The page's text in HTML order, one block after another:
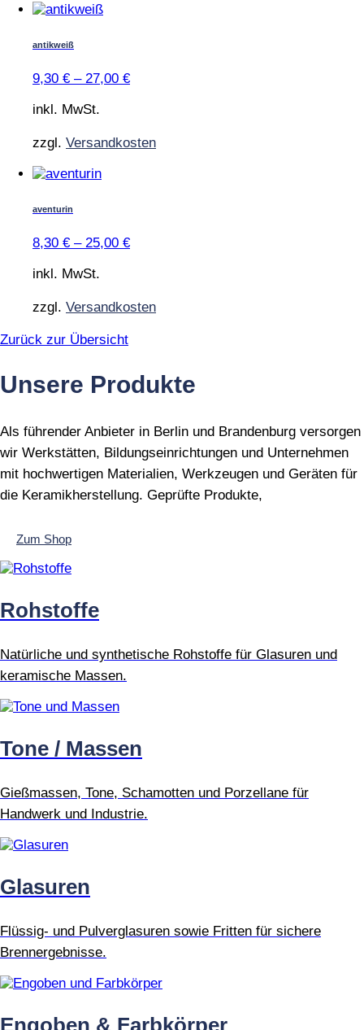
Dieses
Varianten
können
antikweiß
9,30 € – 27,00 €
inkl. MwSt.
zzgl. Versandkosten
Dieses
Varianten
können
der
werden
aventurin
8,30 € – 25,00 €
inkl. MwSt.
zzgl. Versandkosten
Zurück zur Übersicht
Unsere Produkte
Als führender Anbieter in Berlin und Brandenburg versorgen
wir Werkstätten, Bildungseinrichtungen und Unternehmen
mit hochwertigen Materialien, Werkzeugen und Geräten für
die Keramikherstellung. Geprüfte Produkte,
Zum Shop
Rohstoffe
Natürliche und synthetische Rohstoffe für Glasuren und
keramische Massen.
Tone / Massen
Gießmassen, Tone, Schamotten und Porzellane für
Handwerk und Industrie.
Glasuren
Flüssig- und Pulverglasuren sowie Fritten für sichere
Brennergebnisse.